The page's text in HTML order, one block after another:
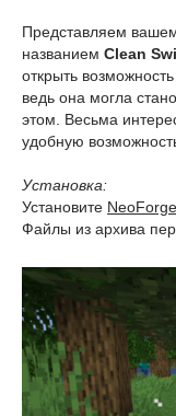
Представляем
названием Clean
открыть
ведь она могла
этом. Весьма
удобную
Установка:
Установите NeoForge
Файлы из архива